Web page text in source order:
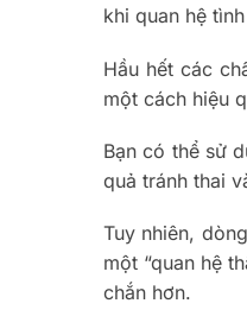
khi quan hệ
Hầu hết các
một cách hiệu
Bạn có thể sử
quả tránh thai
Tuy nhiên,
một “quan hệ
chắn hơn.